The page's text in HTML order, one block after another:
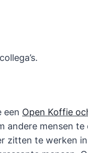
een Open Koffie
andere mensen
zitten te werken